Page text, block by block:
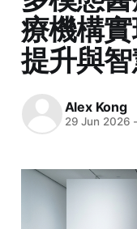
療機構
提升與
Alex Kong
29 Jun 2026